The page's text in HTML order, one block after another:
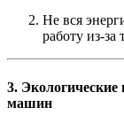
Не вся
работу из-за
3.
машин